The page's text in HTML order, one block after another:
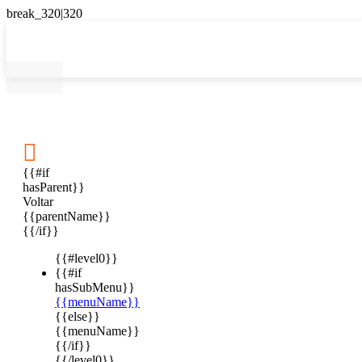

{{#if
hasParent}}
Voltar
{{parentName}}
{{/if}}
{{#level0}}
{{#if
hasSubMenu}}
{{menuName}}
{{else}}
{{menuName}}
{{/if}}